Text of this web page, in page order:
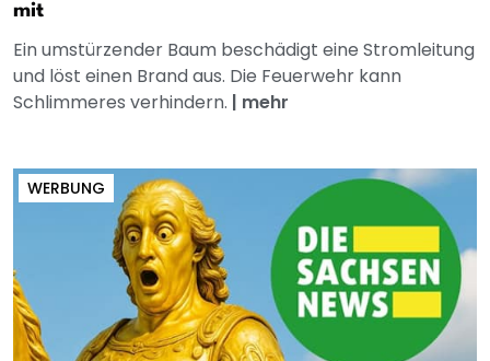
mit
Ein umstürzender Baum beschädigt eine Stromleitung
und löst einen Brand aus. Die Feuerwehr kann
Schlimmeres verhindern. | mehr
WERBUNG